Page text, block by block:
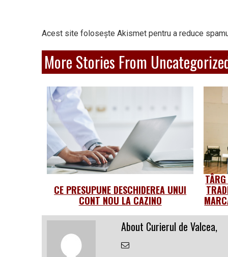
Acest site folosește Akismet pentru a reduce
More Stories From
CE PRESUPUNE DESCHIDEREA UNUI
CONT NOU LA CAZINO
About Curierul de Valcea,
Email